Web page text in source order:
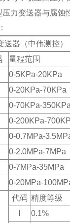
力变送器与腐蚀
送器（中伟测控）
量程范围
0-5KPa-20KPa
0-20KPa-70KPa
0-70KPa-350KPa
0-200KPa-
0-0.7MPa-
0-2.0MPa-7MPa
0-7MPa-35MPa
0-20MPa-
代码 精度等级
0.1%